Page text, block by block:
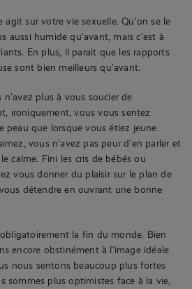
agit sur votre vie sexuelle. Qu’on se le
aussi humide qu’avant, mais c’est à
En plus, il parait que les rapports
sont bien meilleurs qu’avant.
plus à vous soucier de
ironiquement, vous vous sentez
peau que lorsque vous étiez jeune.
vous n’avez pas peur d’en parler et
calme. Fini les cris de bébés ou
vous donner du plaisir sur le plan de
détendre en ouvrant une bonne
la fin du monde. Bien
encore obstinément à l’image idéale
nous sentons beaucoup plus fortes
sommes plus optimistes face à la vie,